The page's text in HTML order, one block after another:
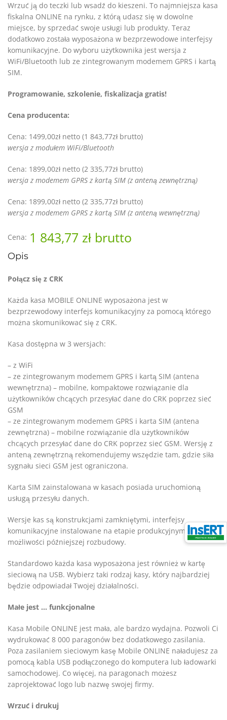
Wrzuć ją do teczki lub wsadź do kieszeni. To najmniejsza kasa
fiskalna ONLINE na rynku, z którą udasz się w dowolne
miejsce, by sprzedać swoje usługi lub produkty. Teraz
dodatkowo została wyposażona w bezprzewodowe interfejsy
komunikacyjne. Do wyboru użytkownika jest wersja z
WiFi/Bluetooth lub ze zintegrowanym modemem GPRS i kartą
SIM.
Programowanie, szkolenie, fiskalizacja gratis!
Cena producenta:
Cena: 1499,00zł netto (1 843,77zł brutto)
wersja z modułem WiFi/Bluetooth
Cena: 1899,00zł netto (2 335,77zł brutto)
wersja z modemem GPRS z kartą SIM (z anteną zewnętrzną)
Cena: 1899,00zł netto (2 335,77zł brutto)
wersja z modemem GPRS z kartą SIM (z anteną wewnętrzną)
Cena: 1 843,77 zł brutto
Opis
Połącz się z CRK
Każda kasa MOBILE ONLINE wyposażona jest w
bezprzewodowy interfejs komunikacyjny za pomocą którego
można skomunikować się z CRK.
Kasa dostępna w 3 wersjach:
– z WiFi
– ze zintegrowanym modemem GPRS i kartą SIM (antena
wewnętrzna) – mobilne, kompaktowe rozwiązanie dla
użytkowników chcących przesyłać dane do CRK poprzez sieć
GSM
– ze zintegrowanym modemem GPRS i karta SIM (antena
zewnętrzna) – mobilne rozwiązanie dla użytkowników
chcących przesyłać dane do CRK poprzez sieć GSM. Wersję z
anteną zewnętrzną rekomendujemy wszędzie tam, gdzie siła
sygnału sieci GSM jest ograniczona.
Karta SIM zainstalowana w kasach posiada uruchomioną
usługą przesyłu danych.
Wersje kas są konstrukcjami zamkniętymi, interfejsy
komunikacyjne instalowane na etapie produkcyjnym, bez
możliwości późniejszej rozbudowy.
Standardowo każda kasa wyposażona jest również w kartę
sieciową na USB. Wybierz taki rodzaj kasy, który najbardziej
będzie odpowiadał Twojej działalności.
Małe jest … funkcjonalne
Kasa Mobile ONLINE jest mała, ale bardzo wydajna. Pozwoli Ci
wydrukować 8 000 paragonów bez dodatkowego zasilania.
Poza zasilaniem sieciowym kasę Mobile ONLINE naładujesz za
pomocą kabla USB podłączonego do komputera lub ładowarki
samochodowej. Co więcej, na paragonach możesz
zaprojektować logo lub nazwę swojej firmy.
Wrzuć i drukuj